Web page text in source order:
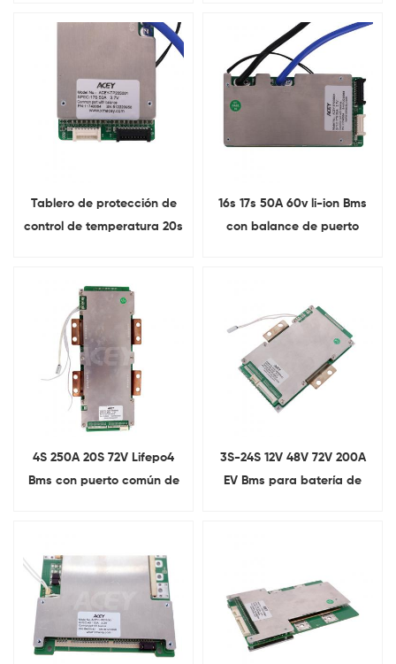
Tablero de protección de
control de temperatura 20s
16s 17s 50A 60v li-ion Bms
con balance de puerto
4S 250A 20S 72V Lifepo4
Bms con puerto común de
3S-24S 12V 48V 72V 200A
EV Bms para batería de